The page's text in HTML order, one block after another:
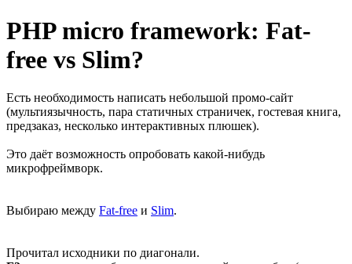
PHP micro framework: Fat-
free vs Slim?
Есть необходимость написать небольшой промо-сайт
(мультиязычность, пара статичных страничек, гостевая книга,
предзаказ, несколько интерактивных плюшек).
Это даёт возможность опробовать какой-нибудь
микрофреймворк.
Выбираю между Fat-free и Slim.
Прочитал исходники по диагонали.